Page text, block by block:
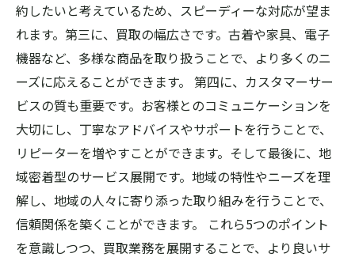
約したいと考えているため、スピーディーな対応が望ま
れます。第三に、買取の幅広さです。古着や家具、電子
機器など、多様な商品を取り扱うことで、より多くのニ
ーズに応えることができます。 第四に、カスタマーサー
ビスの質も重要です。お客様とのコミュニケーションを
大切にし、丁寧なアドバイスやサポートを行うことで、
リピーターを増やすことができます。そして最後に、地
域密着型のサービス展開です。地域の特性やニーズを理
解し、地域の人々に寄り添った取り組みを行うことで、
信頼関係を築くことができます。 これら5つのポイント
を意識しつつ、買取業務を展開することで、より良いサ